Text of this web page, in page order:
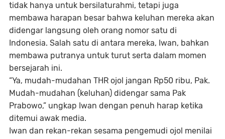
tidak hanya untuk bersilaturahmi, tetapi juga
membawa harapan besar bahwa keluhan mereka akan
didengar langsung oleh orang nomor satu di
Indonesia. Salah satu di antara mereka, Iwan, bahkan
membawa putranya untuk turut serta dalam momen
bersejarah ini.
“Ya, mudah-mudahan THR ojol jangan Rp50 ribu, Pak.
Mudah-mudahan (keluhan) didengar sama Pak
Prabowo,” ungkap Iwan dengan penuh harap ketika
ditemui awak media.
Iwan dan rekan-rekan sesama pengemudi ojol menilai